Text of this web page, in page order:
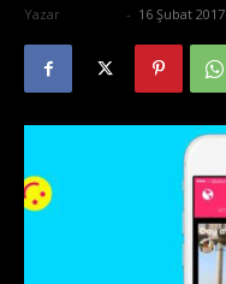
Yazar - 16 Şubat 2017